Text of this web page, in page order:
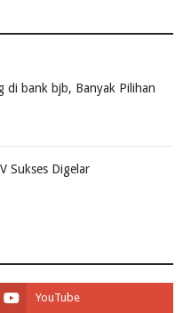
di bank bjb, Banyak Pilihan
Sukses Digelar